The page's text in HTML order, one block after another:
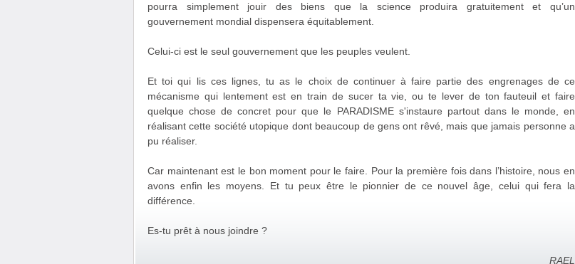
pourra simplement jouir des biens que la science produira gratuitement et qu’un
gouvernement mondial dispensera équitablement.
Celui-ci est le seul gouvernement que les peuples veulent.
Et toi qui lis ces lignes, tu as le choix de continuer à faire partie des engrenages de ce
mécanisme qui lentement est en train de sucer ta vie, ou te lever de ton fauteuil et faire
quelque chose de concret pour que le PARADISME s'instaure partout dans le monde, en
réalisant cette société utopique dont beaucoup de gens ont rêvé, mais que jamais personne a
pu réaliser.
Car maintenant est le bon moment pour le faire. Pour la première fois dans l’histoire, nous en
avons enfin les moyens. Et tu peux être le pionnier de ce nouvel âge, celui qui fera la
différence.
Es-tu prêt à nous joindre ?
RAEL